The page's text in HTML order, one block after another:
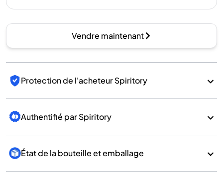
Vendre maintenant
Protection de l'acheteur Spiritory
Authentifié par Spiritory
État de la bouteille et emballage